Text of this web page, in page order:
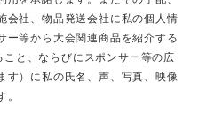
会社、物品発送会社に私の個人情
ー等から大会関連商品を紹介する
と、ならびにスポンサー等の広
す）に私の氏名、声、写真、映像